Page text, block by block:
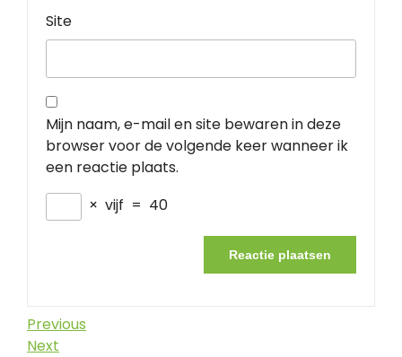
Site
Mijn naam, e-mail en site bewaren in deze
browser voor de volgende keer wanneer ik
een reactie plaats.
× vijf = 40
Berichtnavigatie
Previous
Post
Previous
Next
Next